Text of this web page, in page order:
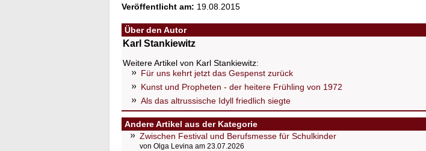
Veröffentlicht am: 19.08.2015
Über den Autor
Karl Stankiewitz
Weitere Artikel von Karl Stankiewitz:
Für uns kehrt jetzt das Gespenst zurück
Kunst und Propheten - der heitere Frühling von 1972
Als das altrussische Idyll friedlich siegte
Andere Artikel aus der Kategorie
Zwischen Festival und Berufsmesse für Schulkinder
von Olga Levina am 23.07.2026